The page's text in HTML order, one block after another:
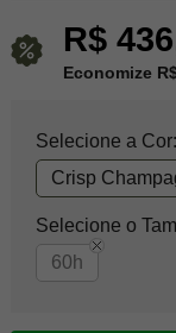
R$
Economize
Selecione a Cor:
Crisp
Selecione o
60h